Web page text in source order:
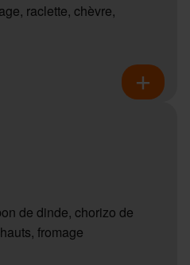
raclette, chèvre,
de dinde, chorizo de
fromage